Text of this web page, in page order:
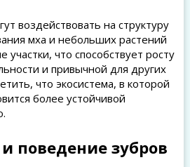
воздействовать на структуру
мха и небольших растений
что способствует росту
и привычной для других
что экосистема, в которой
более устойчивой
поведение зубров